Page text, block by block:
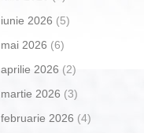
iunie 2026 (5)
mai 2026 (6)
aprilie 2026 (2)
martie 2026 (3)
februarie 2026 (4)